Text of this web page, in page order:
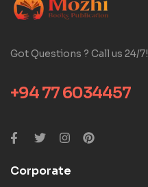
Got Questions ? Call us 24/7!
+94 77 6034457
Corporate